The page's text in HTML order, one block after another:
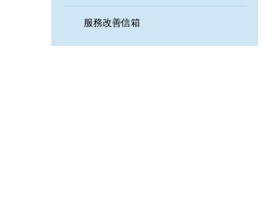
服務改善信箱